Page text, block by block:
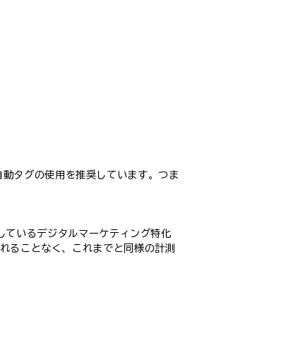
タグの使用を推奨しています。つま
ているデジタルマーケティング特化
ることなく、これまでと同様の計測